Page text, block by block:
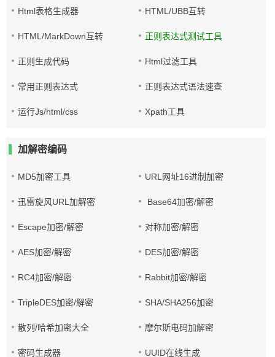
Html表格生成器 HTML/UBB互转
HTML/MarkDown互转 正则表达式测试工具
正则生成代码 Html过滤工具
常用正则表达式 正则表达式语法速查
运行Js/html/css Xpath工具
加解密编码
MD5加密工具 URL网址16进制加密
迅雷旋风URL加解密 Base64加密/解密
Escape加密/解密 对称加密/解密
AES加密/解密 DES加密/解密
RC4加密/解密 Rabbit加密/解密
TripleDES加密/解密 SHA/SHA256加密
散列/哈希加密大全 摩尔斯电码加解密
密码生成器 UUID在线生成